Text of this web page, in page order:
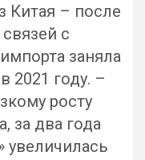
Китая – после
с
заняла
2021 году. –
росту
за два года
увеличилась